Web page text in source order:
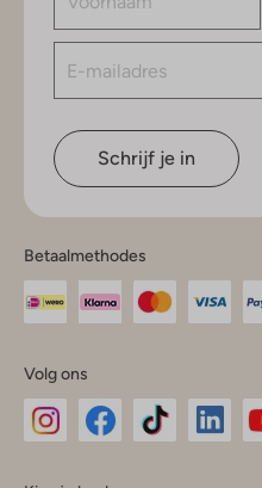
Schrijf je in
Betaalmethodes
Volg ons